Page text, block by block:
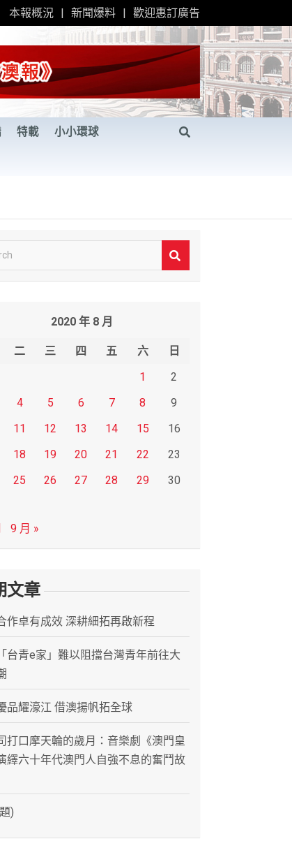
本報概況 新聞爆料 歡迎惠訂廣告
特載 小小環球
2020 年 8 月
二 三 四 五 六
日
1
2
4 5 6 7 8
9
11 12 13 14 15
16
18 19 20 21 22
23
25 26 27 28 29
30
9 月 »
文章
作卓有成效 深耕細拓再啟新程
台青e家」難以阻擋台灣青年前往大
品耀濠江 借澳揚帆拓全球
打口摩天輪的歲月：音樂劇《澳門皇
繹六十年代澳門人自強不息的奮鬥故
)